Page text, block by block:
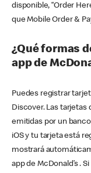
disponible, “Order
que Mobile Order &
¿Qué formas
app de
Puedes registrar
Discover. Las
emitidas por un
iOS y tu tarjeta está
mostrará
app de McDonald’s .